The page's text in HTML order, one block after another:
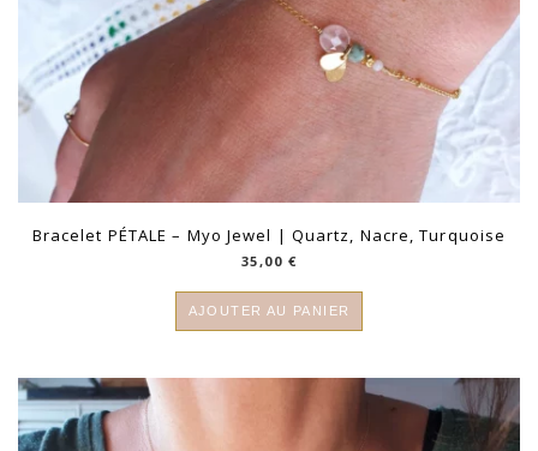
Bracelet PÉTALE – Myo Jewel | Quartz, Nacre, Turquoise
35,00 €
AJOUTER AU PANIER